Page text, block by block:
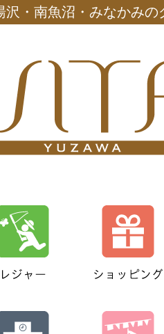
沢・南魚沼・みなかみ